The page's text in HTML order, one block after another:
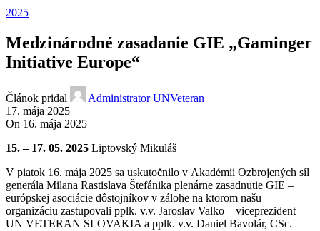
2025
Medzinárodné zasadanie GIE „Gaminger
Initiative Europe“
Článok pridal
Administrator UNVeteran
17. mája 2025
On 16. mája 2025
15. – 17. 05. 2025 Liptovský Mikuláš
V piatok 16. mája 2025 sa uskutočnilo v Akadémii Ozbrojených síl
generála Milana Rastislava Štefánika plenárne zasadnutie GIE –
európskej asociácie dôstojníkov v zálohe na ktorom našu
organizáciu zastupovali pplk. v.v. Jaroslav Valko – viceprezident
UN VETERAN SLOVAKIA a pplk. v.v. Daniel Bavolár, CSc.